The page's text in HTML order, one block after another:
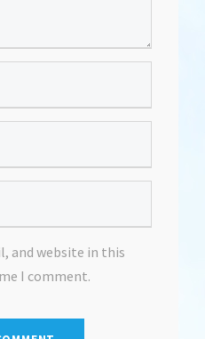
and website in this
I comment.